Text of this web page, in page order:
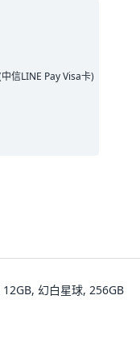
信LINE Pay Visa卡)
幻白星球, 256GB